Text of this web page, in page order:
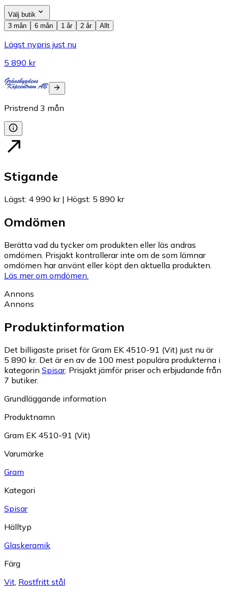
Välj butik
3 mån
6 mån 1 år 2 år Allt
Lägst nypris just nu
5 890 kr
Pristrend 3 mån
Stigande
Lägst: 4 990 kr| Högst: 5 890 kr
Omdömen
Berätta vad du tycker om produkten eller läs andras
omdömen. Prisjakt kontrollerar inte om de som lämnar
omdömen har använt eller köpt den aktuella produkten.
Läs mer om omdömen.
Annons
Annons
Produktinformation
Det billigaste priset för Gram EK 4510-91 (Vit) just nu är
5 890 kr. Det är en av de 100 mest populära produkterna i
kategorin Spisar. Prisjakt jämför priser och erbjudande från
7 butiker.
Grundläggande information
Produktnamn
Gram EK 4510-91 (Vit)
Varumärke
Gram
Kategori
Spisar
Hälltyp
Glaskeramik
Färg
Vit Rostfritt stål